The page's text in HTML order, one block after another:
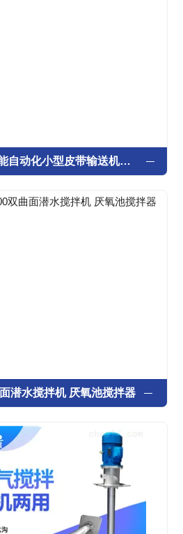
多功能自动化小型皮带输送机设备
潜水搅拌机 厌氧池搅拌器